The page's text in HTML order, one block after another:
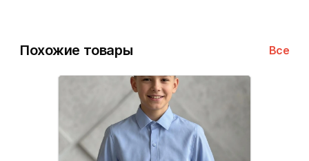
Похожие товары Все